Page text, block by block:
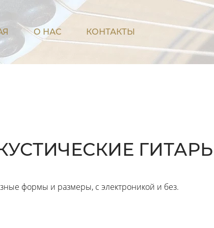
О НАС КОНТАКТЫ
формы и размеры, с электроникой и без.